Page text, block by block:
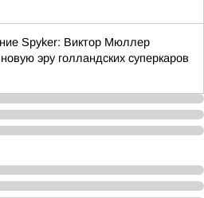
Spyker: Виктор Мюллер
эру голландских суперкаров